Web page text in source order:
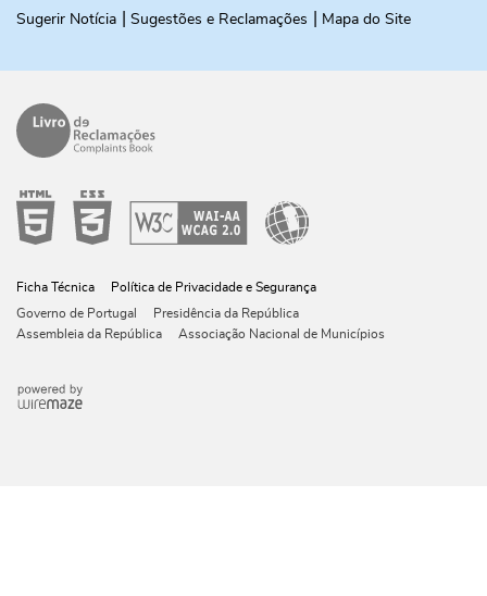
Sugerir Notícia Sugestões e Reclamações Mapa do Site
Ficha Técnica
Política de Privacidade e Segurança
Governo de Portugal
Presidência da República
Assembleia da República
Associação Nacional de Municípios